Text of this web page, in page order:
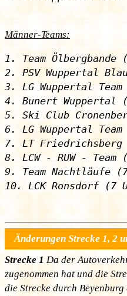
Männer-Teams:
1. Team Ölbergbande
2. PSV Wuppertal
3. LG Wuppertal
4. Bunert Wuppertal
5. Ski Club
6. LG Wuppertal
7. LT Friedrichsberg
8. LCW - RUW - Team
9. Team Nachtläufe
Änderungen Strecke 1, 2
Strecke 1 Da der
zugenommen hat und die
die Strecke durch